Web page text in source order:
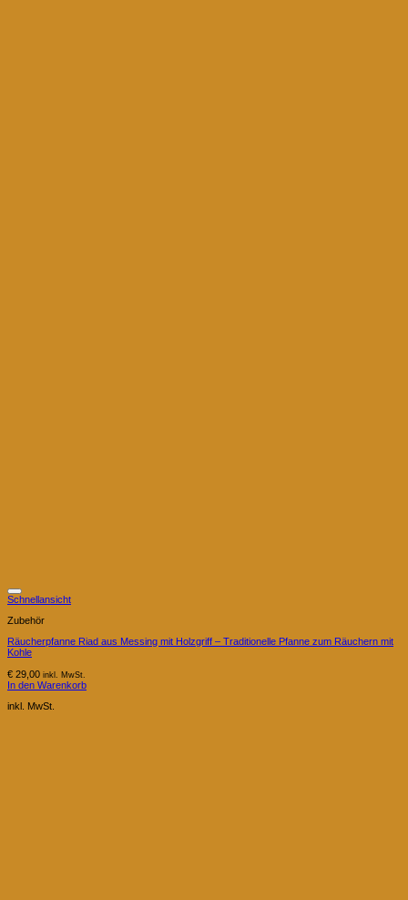
Schnellansicht
Zubehör
Räucherpfanne Riad aus Messing mit Holzgriff – Traditionelle Pfanne zum Räuchern mit
Kohle
€ 29,00 inkl. MwSt.
In den Warenkorb
inkl. MwSt.